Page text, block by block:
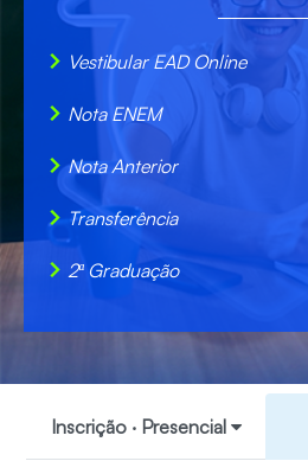
Vestibular EAD Online
Nota ENEM
Nota Anterior
Transferência
2ª Graduação
Inscrição ‧ Presencial